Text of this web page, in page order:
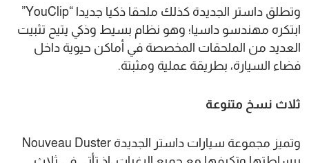
وتطلق داستر الجديدة كذلك ملحقا ذكيا جديدا “YouClip”
ابتكره مهندسو داسيا؛ وهو نظام بسيط وذكي يتيح تثبيت
العديد من الملحقات المخصصة في أماكن حيوية داخل
فضاء السيارة، بطريقة عملية ومثبتة.
ثلاث نسخ متنوعة
وتميز مجموعة سيارات داستر الجديدة Nouveau Duster